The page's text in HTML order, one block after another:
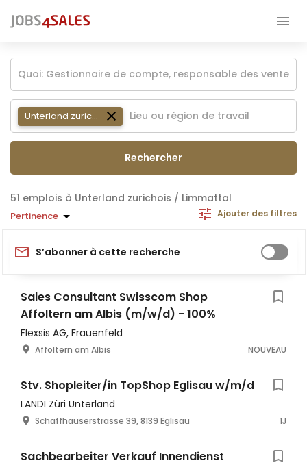
Unterland zurichois / Limmattal
Rechercher
emplois à Unterland zurichois / Limmattal
Pertinence Ajouter des filtres
S’abonner à cette recherche
Sales Consultant Swisscom Shop
Affoltern am Albis (m/w/d) - 100%
Flexsis AG, Frauenfeld
Affoltern am Albis NOUVEAU
Stv. Shopleiter/in TopShop Eglisau w/m/d
LANDI Züri Unterland
Schaffhauserstrasse 39, 8139 Eglisau 1J
Sachbearbeiter Verkauf Innendienst